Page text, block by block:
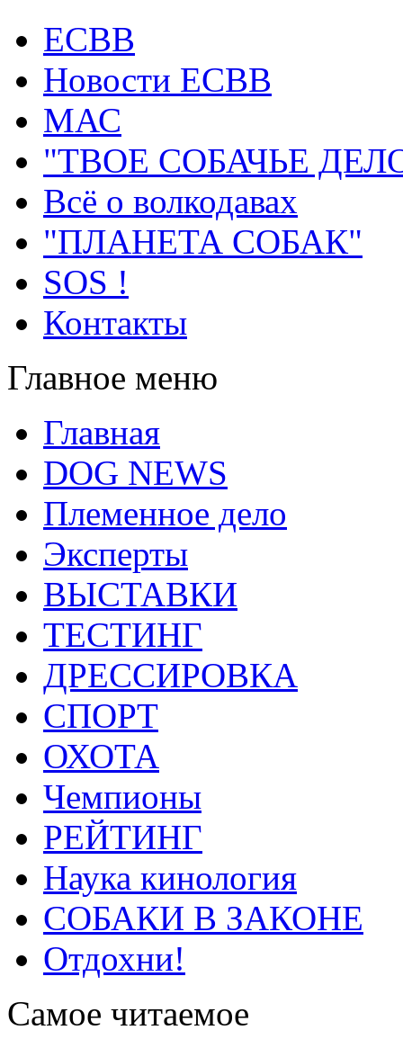
ECВB
Новости ЕСВВ
МАС
"ТВОЕ СОБАЧЬЕ
Всё о волкодавах
"ПЛАНЕТА СОБАК"
SOS !
Контакты
Главное меню
Главная
DOG NEWS
Племенное дело
Эксперты
ВЫСТАВКИ
ТЕСТИНГ
ДРЕССИРОВКА
СПОРТ
ОХОТА
Чемпионы
РЕЙТИНГ
Наука кинология
СОБАКИ В ЗАКОНЕ
Отдохни!
Самое читаемое